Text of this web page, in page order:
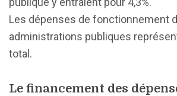
Les dépenses de fonctionnement
administrations publiques
total.
Le financement des